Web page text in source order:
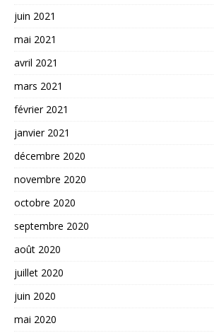
juin 2021
mai 2021
avril 2021
mars 2021
février 2021
janvier 2021
décembre 2020
novembre 2020
octobre 2020
septembre 2020
août 2020
juillet 2020
juin 2020
mai 2020